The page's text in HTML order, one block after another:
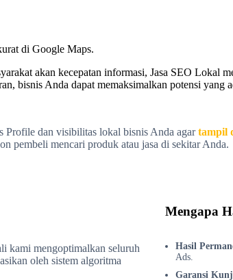
di Google Maps.
akan kecepatan informasi, Jasa SEO Lokal
bisnis Anda dapat memaksimalkan potensi
Profile dan visibilitas lokal bisnis Anda agartampil
pembeli mencari produk atau jasa di sekitar Anda.
kami mengoptimalkan seluruh
oleh sistem algoritma
Mengapa
Hasil
Ads.
Garansi